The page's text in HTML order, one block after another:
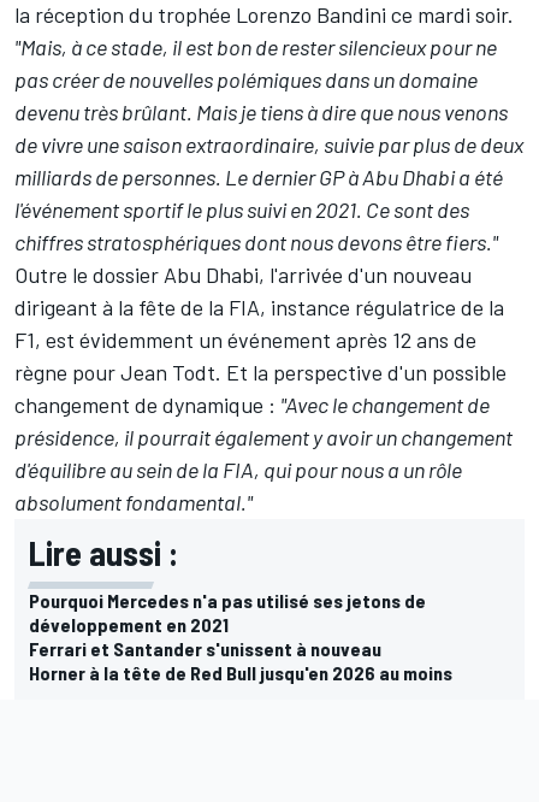
la réception du trophée Lorenzo Bandini ce mardi soir.
"Mais, à ce stade, il est bon de rester silencieux pour ne
pas créer de nouvelles polémiques dans un domaine
devenu très brûlant. Mais je tiens à dire que nous venons
de vivre une saison extraordinaire, suivie par plus de deux
milliards de personnes. Le dernier GP à Abu Dhabi a été
l'événement sportif le plus suivi en 2021. Ce sont des
chiffres stratosphériques dont nous devons être fiers."
Outre le dossier Abu Dhabi, l'arrivée d'un nouveau
dirigeant à la fête de la FIA, instance régulatrice de la
F1, est évidemment un événement après 12 ans de
règne pour Jean Todt. Et la perspective d'un possible
changement de dynamique : "Avec le changement de
présidence, il pourrait également y avoir un changement
d'équilibre au sein de la FIA, qui pour nous a un rôle
absolument fondamental."
Lire aussi :
Pourquoi Mercedes n'a pas utilisé ses jetons de
développement en 2021
Ferrari et Santander s'unissent à nouveau
Horner à la tête de Red Bull jusqu'en 2026 au moins